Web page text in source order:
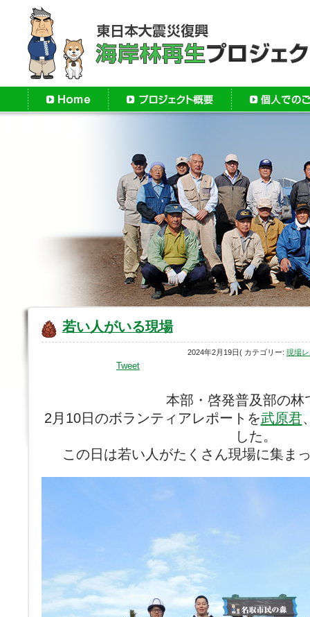
若い人がいる現場
2024年2月19日( カテゴリー: 現場
Tweet
本部・啓発普及部の林
2月10日のボランティアレポートを武原君
した。
この日は若い人がたくさん現場に集ま